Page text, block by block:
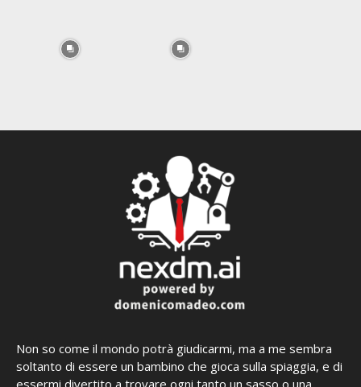
Non so come il mondo potrà giudicarmi, ma a me sembra
soltanto di essere un bambino che gioca sulla spiaggia, e di
essermi divertito a trovare ogni tanto un sasso o una